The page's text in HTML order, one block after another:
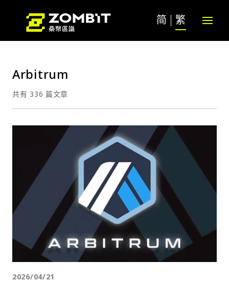
简 繁
Arbitrum
共有 336 篇文章
2026/04/21